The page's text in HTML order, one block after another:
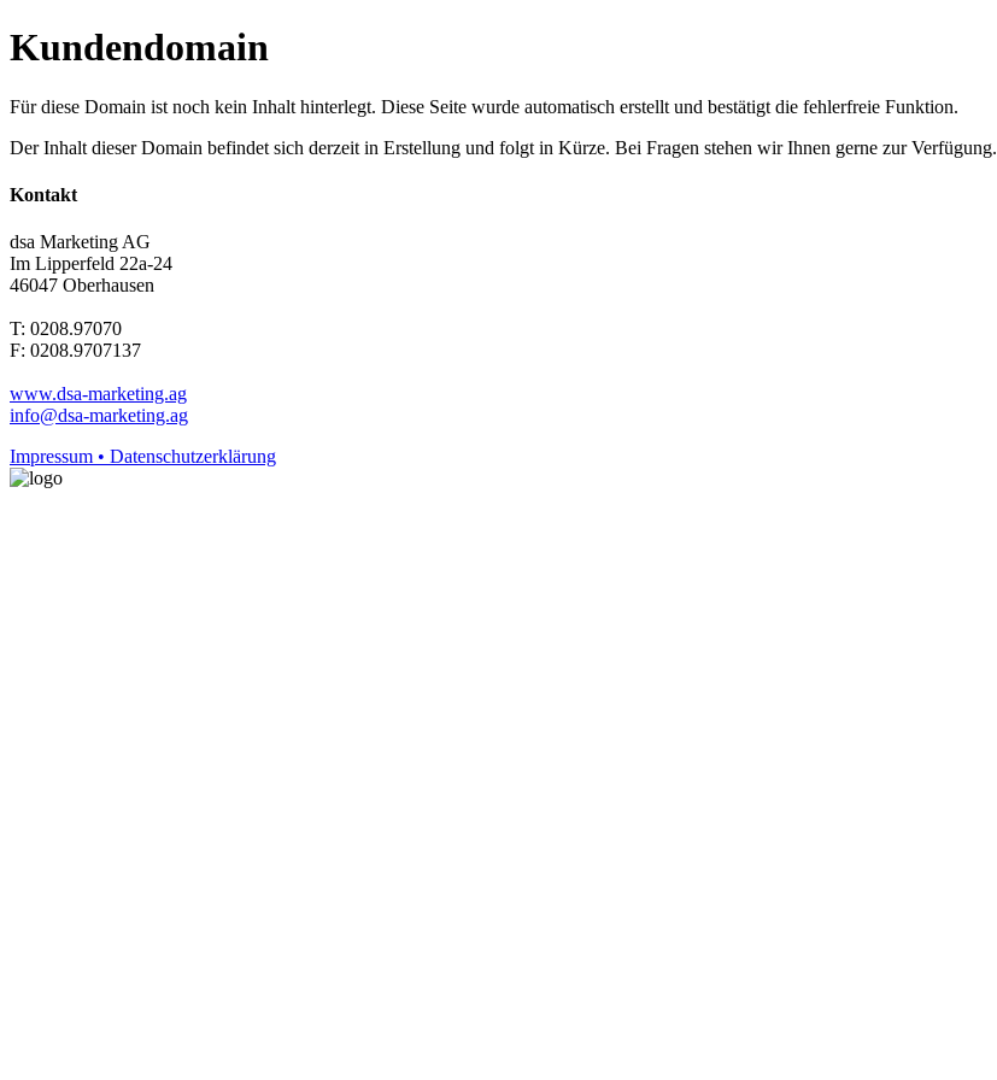
Kundendomain
Für diese Domain ist noch kein Inhalt hinterlegt. Diese Seite wurde automatisch erstellt und bestätigt die fehlerfreie Funktion.
Der Inhalt dieser Domain befindet sich derzeit in Erstellung und folgt in Kürze. Bei Fragen stehen wir Ihnen gerne zur Verfügung.
Kontakt
dsa Marketing AG
Im Lipperfeld 22a-24
46047 Oberhausen
T: 0208.97070
F: 0208.9707137
www.dsa-marketing.ag
info@dsa-marketing.ag
Impressum • Datenschutzerklärung